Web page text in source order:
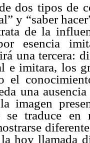
dos tipos de
y “saber
de la
esencia
una tercera:
e imitara, los
el
una
imagen
se traduce
hoy llamada